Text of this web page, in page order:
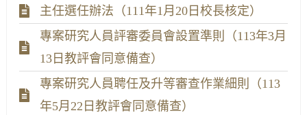
主任選任辦法（111年1月20日校長核定）
專案研究人員評審委員會設置準則（113年3月
13日教評會同意備查）
專案研究人員聘任及升等審查作業細則（113
年5月22日教評會同意備查）